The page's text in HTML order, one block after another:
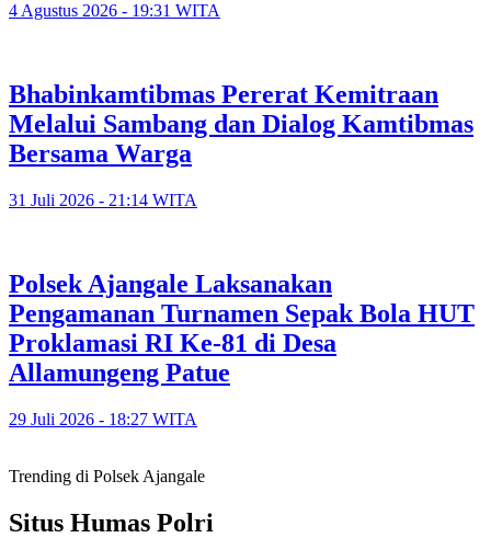
4 Agustus 2026 - 19:31 WITA
Bhabinkamtibmas Pererat Kemitraan
Melalui Sambang dan Dialog Kamtibmas
Bersama Warga
31 Juli 2026 - 21:14 WITA
Polsek Ajangale Laksanakan
Pengamanan Turnamen Sepak Bola HUT
Proklamasi RI Ke-81 di Desa
Allamungeng Patue
29 Juli 2026 - 18:27 WITA
Trending di Polsek Ajangale
Situs Humas Polri